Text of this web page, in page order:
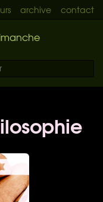
archive contact